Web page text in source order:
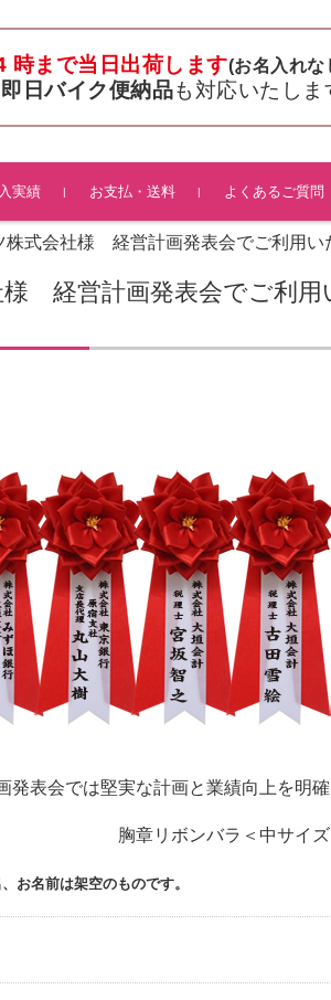
時まで当日出荷します(お名入れな
即日バイク便納品も対応いたしま
実績 お支払・送料 よくあるご質問
株式会社様 経営計画発表会でご利用い
経営計画発表会でご利
発表会では堅実な計画と業績向上を明
胸章リボンバラ＜中サイ
お名前は架空のものです。